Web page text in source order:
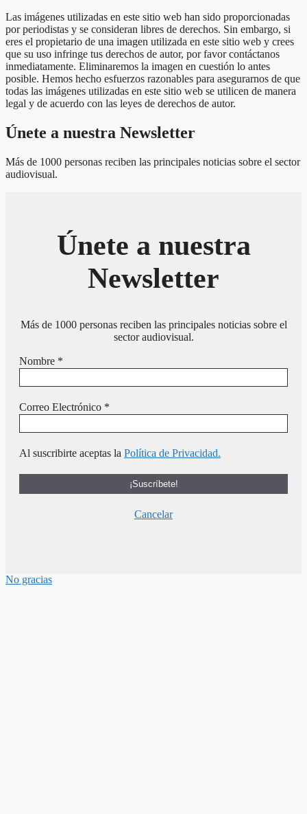
Las imágenes utilizadas en este sitio web han sido proporcionadas
por periodistas y se consideran libres de derechos. Sin embargo, si
eres el propietario de una imagen utilizada en este sitio web y crees
que su uso infringe tus derechos de autor, por favor contáctanos
inmediatamente. Eliminaremos la imagen en cuestión lo antes
posible. Hemos hecho esfuerzos razonables para asegurarnos de que
todas las imágenes utilizadas en este sitio web se utilicen de manera
legal y de acuerdo con las leyes de derechos de autor.
Únete a nuestra Newsletter
Más de 1000 personas reciben las principales noticias sobre el sector
audiovisual.
Únete a nuestra
Newsletter
Más de 1000 personas reciben las principales noticias sobre el
sector audiovisual.
Nombre *
Correo Electrónico *
Al suscribirte aceptas la Política de Privacidad.
Cancelar
No gracias